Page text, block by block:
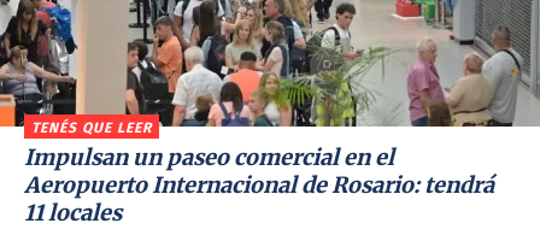
TENÉS QUE LEER
Impulsan un paseo comercial en el
Aeropuerto Internacional de Rosario: tendrá
11 locales